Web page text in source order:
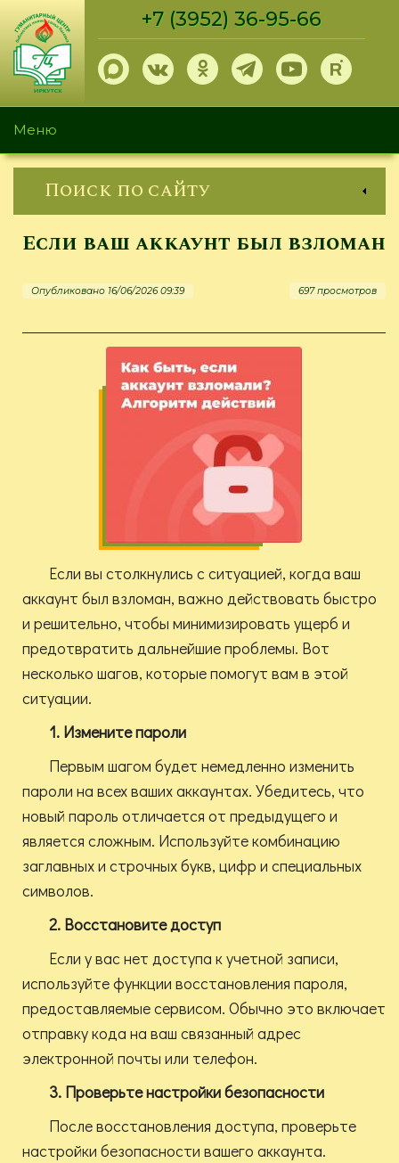
Перейти
основному
содержанию
+7 (3952) 36-95-66
Меню
Поиск по сайту
Если ваш аккаунт был взломан
Опубликовано 16/06/2026 09:39 697 просмотров
Если вы столкнулись с ситуацией, когда ваш
аккаунт был взломан, важно действовать быстро
и решительно, чтобы минимизировать ущерб и
предотвратить дальнейшие проблемы. Вот
несколько шагов, которые помогут вам в этой
ситуации.
1. Измените пароли
Первым шагом будет немедленно изменить
пароли на всех ваших аккаунтах. Убедитесь, что
новый пароль отличается от предыдущего и
является сложным. Используйте комбинацию
заглавных и строчных букв, цифр и специальных
символов.
2. Восстановите доступ
Если у вас нет доступа к учетной записи,
используйте функции восстановления пароля,
предоставляемые сервисом. Обычно это включает
отправку кода на ваш связанный адрес
электронной почты или телефон.
3. Проверьте настройки безопасности
После восстановления доступа, проверьте
настройки безопасности вашего аккаунта.